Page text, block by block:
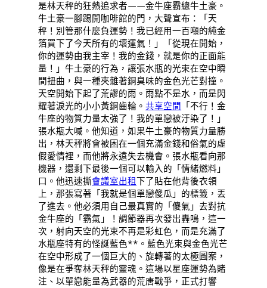
是林天秤的狂熱追求者——金牛座霸總牛土豪。
牛土豪一腳踢開咖啡館的門，大聲宣布：「天
秤！別管那什麼負運勢！我已經用一百噸的純金
箔買下了今天所有的壞運氣！」「從現在開始，
你的運勢由我主宰！我的金錢，就是你的正面能
量！」牛土豪的行為，讓張水瓶的光束在空中瞬
間扭曲，與一種夾雜著銅臭味的金色光芒對撞。
天空開始下起了荒謬的雨。雨點不是水，而是閃
耀著淚光的小小黃銅齒輪。共享空間
「不行！金
牛座的物質力量太強了！我的單戀被汙染了！」
張水瓶大喊。他知道，如果牛土豪的物質力量勝
出，林天秤將會被困在一個充滿金錢和俗氣的虛
假愛情裡，而他將永遠失去機會。張水瓶看向那
機器，還剩下最後一個可以輸入的「情緒燃料」
口。他迅速撕會議室出租下了貼在他背後衣領
上，那張寫著「我就是個單戀傻瓜」的標籤，丟
了進去。他必須用自己最真實的「傻氣」去對抗
金牛座的「霸氣」！調節器再次發出轟鳴，這一
次，射向天空的光束不再是彩虹色，而是充滿了
水瓶座特有的怪誕藍色**。藍色光束與金色光芒
在空中形成了一個巨大的、旋轉著的太極圖案，
像是在爭奪林天秤的靈魂。這場以星座運勢為賭
注、以單戀能量為武器的荒唐戰爭，正式打響